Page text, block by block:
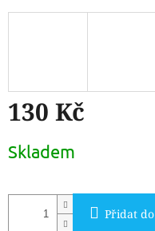
130 Kč
cena:
Skladem
Přidat